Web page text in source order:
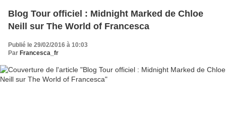
Blog Tour officiel : Midnight Marked de Chloe
Neill sur The World of Francesca
Publié le 29/02/2016 à 10:03
Par Francesca_fr